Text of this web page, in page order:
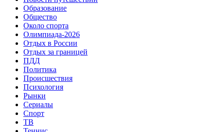
Образование
Общество
Около спорта
Олимпиада-2026
Отдых в России
Отдых за границей
ПДД
Политика
Происшествия
Психология
Рынки
Сериалы
Спорт
ТВ